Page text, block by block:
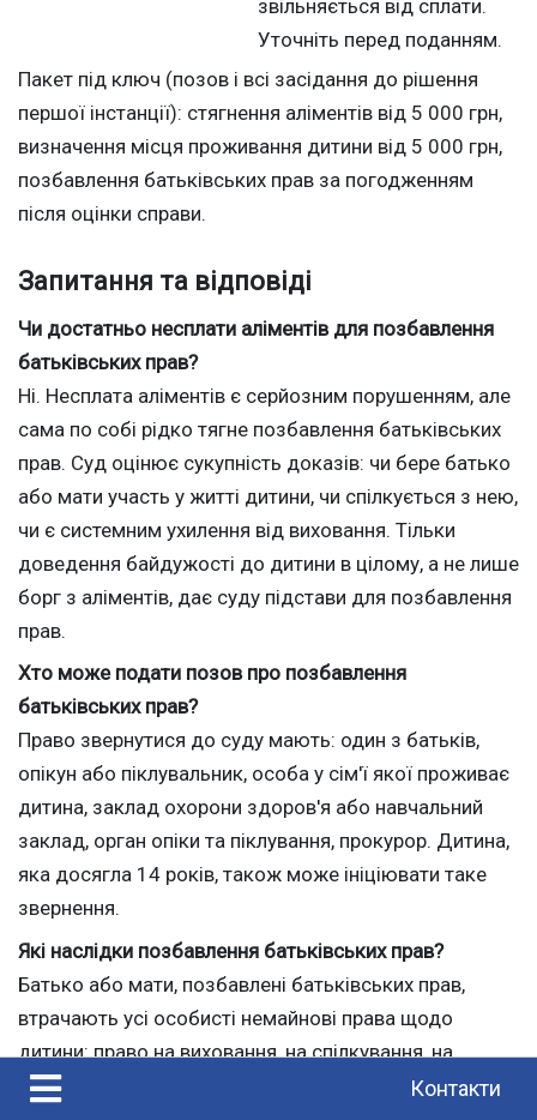
звільняється від сплати.
Уточніть перед поданням.
Пакет під ключ (позов і всі засідання до рішення
першої інстанції): стягнення аліментів від 5 000 грн,
визначення місця проживання дитини від 5 000 грн,
позбавлення батьківських прав за погодженням
після оцінки справи.
Запитання та відповіді
Чи достатньо несплати аліментів для позбавлення
батьківських прав?
Ні. Несплата аліментів є серйозним порушенням, але
сама по собі рідко тягне позбавлення батьківських
прав. Суд оцінює сукупність доказів: чи бере батько
або мати участь у житті дитини, чи спілкується з нею,
чи є системним ухилення від виховання. Тільки
доведення байдужості до дитини в цілому, а не лише
борг з аліментів, дає суду підстави для позбавлення
прав.
Хто може подати позов про позбавлення
батьківських прав?
Право звернутися до суду мають: один з батьків,
опікун або піклувальник, особа у сім'ї якої проживає
дитина, заклад охорони здоров'я або навчальний
заклад, орган опіки та піклування, прокурор. Дитина,
яка досягла 14 років, також може ініціювати таке
звернення.
Які наслідки позбавлення батьківських прав?
Батько або мати, позбавлені батьківських прав,
втрачають усі особисті немайнові права щодо
дитини: право на виховання, на спілкування, на
отримання аліментів від дитини у старості, право
Контакти